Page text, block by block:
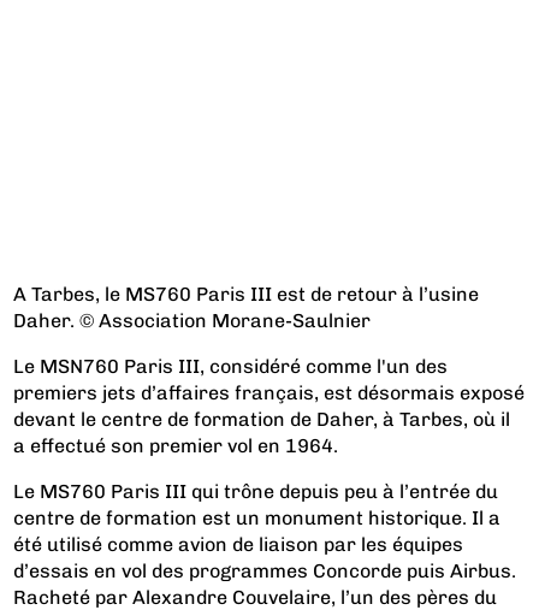
A Tarbes, le MS760 Paris III est de retour à l’usine
Daher. © Association Morane-Saulnier
Le MSN760 Paris III, considéré comme l'un des
premiers jets d’affaires français, est désormais exposé
devant le centre de formation de Daher, à Tarbes, où il
a effectué son premier vol en 1964.
Le MS760 Paris III qui trône depuis peu à l’entrée du
centre de formation est un monument historique. Il a
été utilisé comme avion de liaison par les équipes
d’essais en vol des programmes Concorde puis Airbus.
Racheté par Alexandre Couvelaire, l’un des pères du